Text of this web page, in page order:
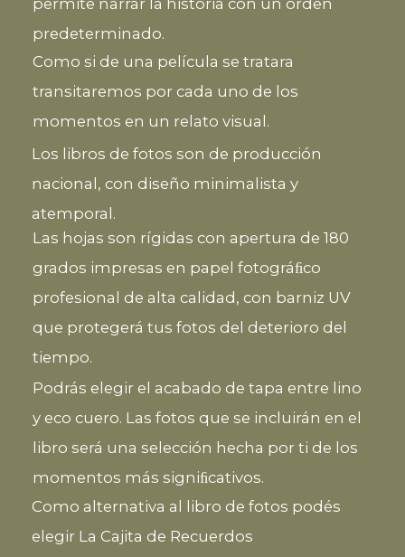
Las hojas son rígidas con apertura de 180
grados impresas en papel fotográﬁco
profesional de alta calidad, con barniz UV
que protegerá tus fotos del deterioro del
tiempo.
predeterminado.
Como si de una película se tratara
transitaremos por cada uno de los
momentos en un relato visual.
Podrás elegir el acabado de tapa entre lino
y eco cuero. Las fotos que se incluirán en el
libro será una selección hecha por ti de los
momentos más signiﬁcativos.
Los libros de fotos son de producción
nacional, con diseño minimalista y
atemporal.
Como alternativa al libro de fotos podés
elegir La Cajita de Recuerdos